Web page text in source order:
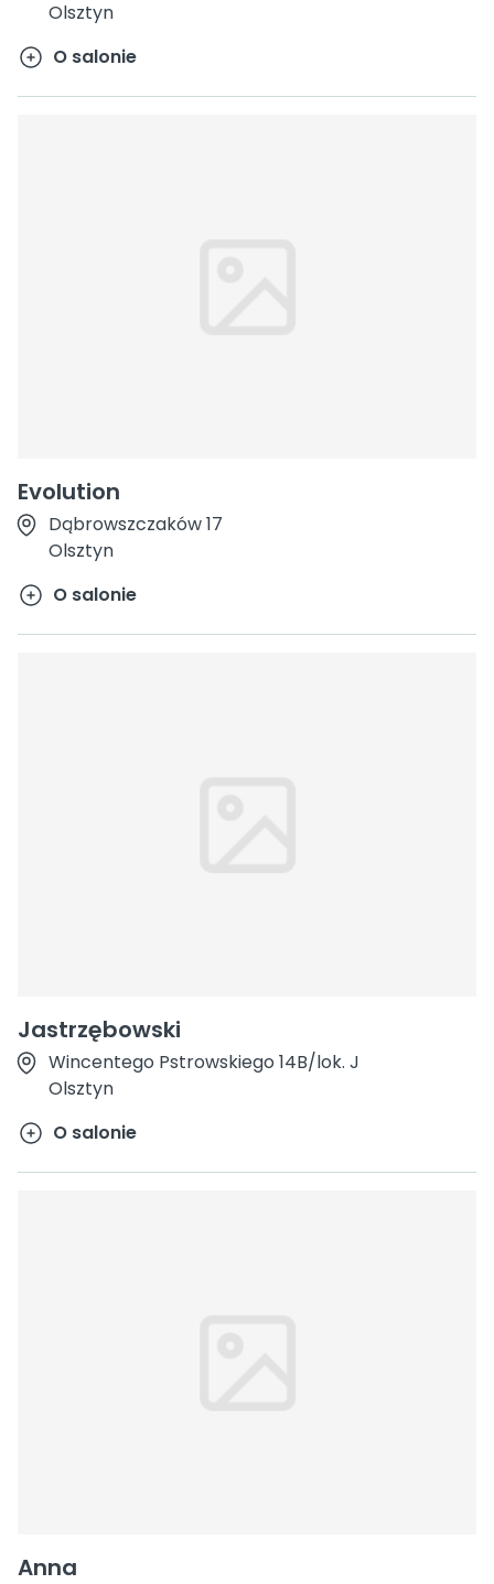
Olsztyn
O salonie
Evolution
Dąbrowszczaków 17
Olsztyn
O salonie
Jastrzębowski
Wincentego Pstrowskiego 14B/lok. J
Olsztyn
O salonie
Anna